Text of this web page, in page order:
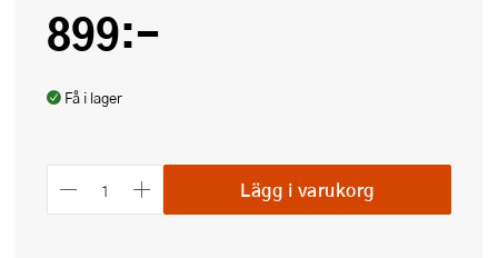
899:-
Få i lager
Lägg i varukorg